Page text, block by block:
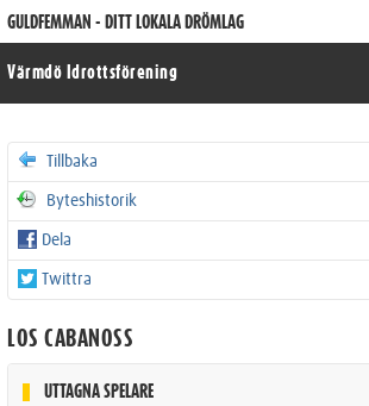
GULDFEMMAN - DITT LOKALA DRÖMLAG
Värmdö Idrottsförening
Tillbaka
Byteshistorik
Dela
Twittra
LOS CABANOSS
UTTAGNA SPELARE